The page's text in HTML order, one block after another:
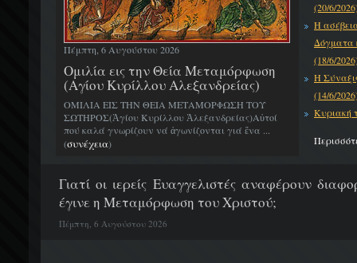
Πέμπτη, 6 Αυγούστου 2026
Ομιλία εις την Θεία Μεταμόρφωση
(Αγίου Κυρίλλου Αλεξανδρείας)
ΟΜΙΛΙΑ ΕΙΣ ΤΗΝ ΘΕΙΑ ΜΕΤΑΜΟΡΦΩΣΗ ΤΟΥ
ΣΩΤΗΡΟΣ(Ἁγίου Κυρίλλου Ἀλεξανδρείας)Αὐτοί
πού καλά γνωρίζουν νά ἀγωνίζονται γιά ἕνα ...
(συνέχεια)
(20/6/
Η
Δόγματα
(18/6/
Η
(14/6/
Κυριακή
Γιατί οι ιερείς Ευαγγελιστές αναφέρουν
έγινε η Μεταμόρφωση του Χριστού;
Πέμπτη, 6 Αυγούστου 2026